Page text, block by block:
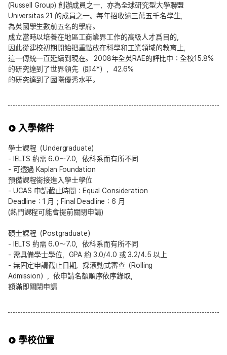
(Russell Group) 創辦成員之一，亦為全球研究型大學聯盟
Universitas 21 的成員之一。每年招收逾三萬五千名學生，
為英國學生數前五名的學府。
成立當時以培養在地區工商業界工作的高級人才爲目的，
因此從建校初期開始把重點放在科學和工業領域的教育上，
這一傳統一直延續到現在。 2008年全英RAE的評比中：全校15.8%
的研究達到了世界領先（即4*），42.6%
的研究達到了國際優秀水平。
入學條件
學士課程（Undergraduate）
- IELTS 約需 6.0～7.0，依科系而有所不同
- 可透過 Kaplan Foundation
預備課程銜接進入學士學位
- UCAS 申請截止時間：Equal Consideration
Deadline：1 月；Final Deadline：6 月
(熱門課程可能會提前關閉申請)
碩士課程（Postgraduate）
- IELTS 約需 6.0～7.0，依科系而有所不同
- 需具備學士學位，GPA 約 3.0/4.0 或 3.2/4.5 以上
- 無固定申請截止日期，採滾動式審查（Rolling
Admission），依申請名額順序依序錄取，
額滿即關閉申請
學校位置